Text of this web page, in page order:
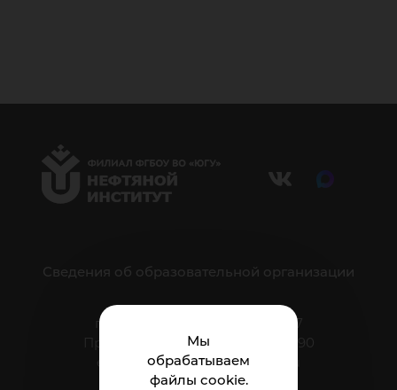
Мы
обрабатываем
файлы cookie.
Сведения об образовательной организации
г. Нижневартовск, ул. Мира, 37
Приёмная: тел.: +7 (3466) 41-44-90
e-mail:
nnt.direktor@ugrasu.ru